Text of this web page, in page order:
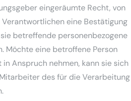
eingeräumte Recht, von
eine Bestätigung
betreffende personenbezogene
Möchte eine betroffene Person
Anspruch nehmen, kann sie sich
des für die Verarbeitung